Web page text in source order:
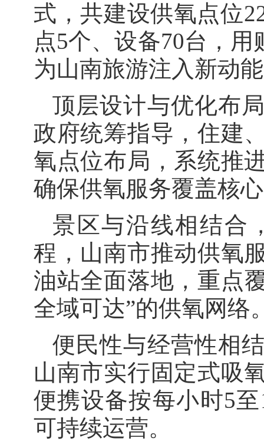
式，共建设供氧点位
点5个、设备70台，
为山南旅游注入新动
顶层设计与优化布
政府统筹指导，住建
氧点位布局，系统推
确保供氧服务覆盖核
景区与沿线相结合
程，山南市推动供氧
油站全面落地，重点
全域可达”的供氧网络
便民性与经营性相
山南市实行固定式吸
便携设备按每小时5
可持续运营。